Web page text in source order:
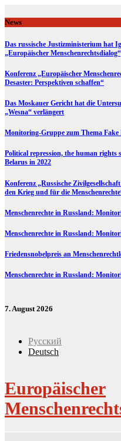
to
content
News
Das russische Justizministerium hat
„Europäischer
Konferenz „Europäischer
Desaster: Perspektiven schaffen“
Das Moskauer Gericht hat die
„Wesna“ verlängert
Monitoring-Gruppe zum Thema Fake
Political repression, the human rights
Belarus in 2022
Konferenz „Russische
den Krieg und für die
Menschenrechte in Russland:
Menschenrechte in Russland:
Friedensnobelpreis an
Menschenrechte in Russland:
7. August 2026
Русский
Deutsch
Europäischer